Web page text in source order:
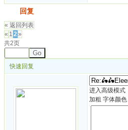
回复
« 返回列表
« 1 2»
共2页
Go
快速回复
进入高级模式
加粗 字体颜色